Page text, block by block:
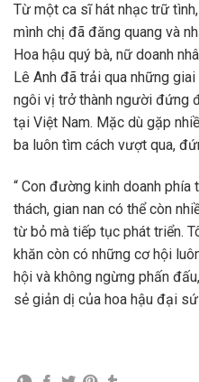
Từ một ca sĩ hát nhạc trữ
mình chị đã đăng quang và
Hoa hậu quý bà, nữ doanh
Lê Anh đã trải qua những
ngôi vị trở thành người đứng
tại Việt Nam. Mặc dù gặp
ba luôn tìm cách vượt qua,
“ Con đường kinh doanh
thách, gian nan có thể còn
từ bỏ mà tiếp tục phát triển.
khăn còn có những cơ hội
hội và không ngừng phấn
sẻ giản dị của hoa hậu đại